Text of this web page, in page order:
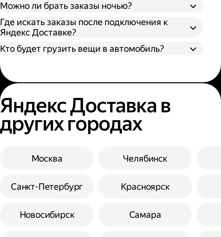
Можно ли брать заказы ночью?
Где искать заказы после подключения к
Яндекс Доставке?
Кто будет грузить вещи в автомобиль?
Яндекс Доставка в
других городах
Москва
Санкт-Петербург
Новосибирск
Челябинск
Красноярск
Самара